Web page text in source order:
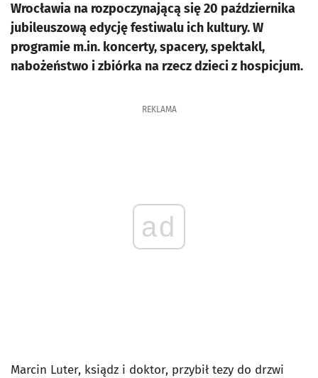
Wrocławia na rozpoczynającą się 20 października
jubileuszową edycję festiwalu ich kultury. W
programie m.in. koncerty, spacery, spektakl,
nabożeństwo i zbiórka na rzecz dzieci z hospicjum.
REKLAMA
ad
Marcin Luter, ksiądz i doktor, przybił tezy do drzwi